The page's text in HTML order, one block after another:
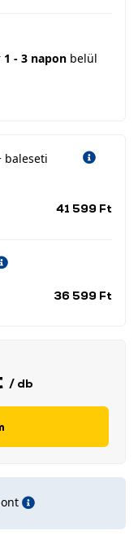
1 - 3 napon belül
baleseti
41 599 Ft
36 599 Ft
/ db